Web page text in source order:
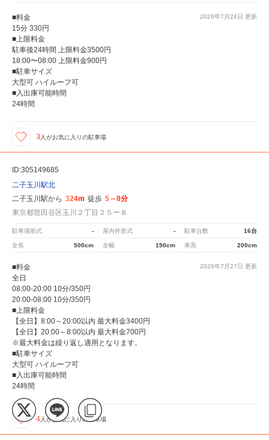
2026年7月24日 更新
■料金
15分 330円
■上限料金
駐車後24時間 上限料金3500円
18:00〜08:00 上限料金900円
■駐車サイズ
大型可 ハイルーフ可
■入出庫可能時間
24時間
3人がお気に入りの駐車場
ID:305149685
二子玉川駅北
二子玉川駅から 324m 徒歩 5～8分
東京都世田谷区玉川２丁目２５ー８
駐車場形式 - 屋内外形式 - 駐車台数 16台
全長 500cm 全幅 190cm 車高 200cm
2026年7月27日 更新
■料金
全日
08:00-20:00 10分/350円
20:00-08:00 10分/350円
■上限料金
【全日】8:00～20:00以内 最大料金3400円
【全日】20:00～8:00以内 最大料金700円
※最大料金は繰り返し適用となります。
■駐車サイズ
大型可 ハイルーフ可
■入出庫可能時間
24時間
4人がお気に入りの駐車場